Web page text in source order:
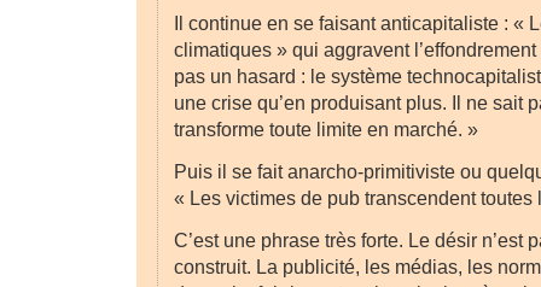
Il continue en se faisant anticapitaliste : «
climatiques » qui aggravent
pas un hasard : le système
une crise qu’en produisant plus. Il ne sait
transforme toute limite en marché. »
Puis il se fait anarcho-primitiviste ou
« Les victimes de pub transcendent
C’est une phrase très forte. Le désir n’est
construit. La publicité, les médias, les